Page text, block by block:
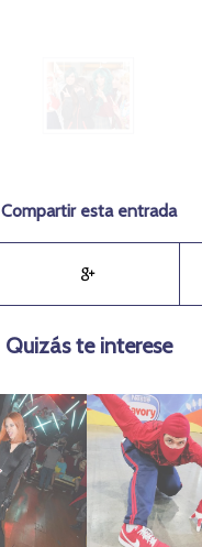
Compartir esta entrada
Quizás te interese